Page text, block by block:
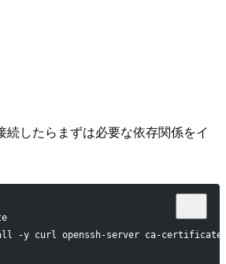
続したらまずは必要な依存関係をイ
-y curl openssh-server ca-